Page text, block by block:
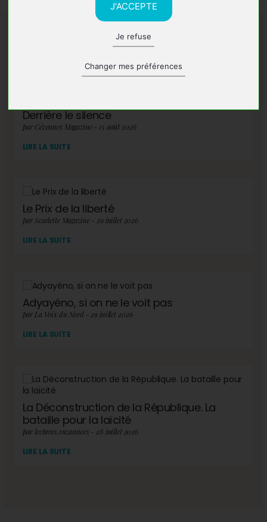
J'ACCEPTE
Je refuse
Changer mes préférences
A lire également
Derrière le silence
par Cévennes Magazine - 15 août 2026
LIRE LA SUITE
Le Prix de la liberté
par Scarlette Magazine - 29 juillet 2026
LIRE LA SUITE
Adyayéno, si on ne le voit pas
par La Voix du Nord - 29 juillet 2026
LIRE LA SUITE
La Déconstruction de la République. La
bataille pour la laïcité
par lectures.suzannees - 28 juillet 2026
LIRE LA SUITE